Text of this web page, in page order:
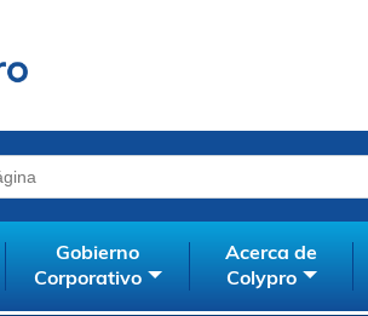
Gobierno
Corporativo
Acerca de
Colypro